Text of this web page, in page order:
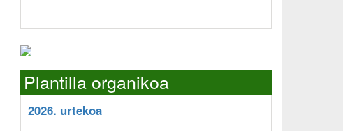
Plantilla organikoa
2026. urtekoa